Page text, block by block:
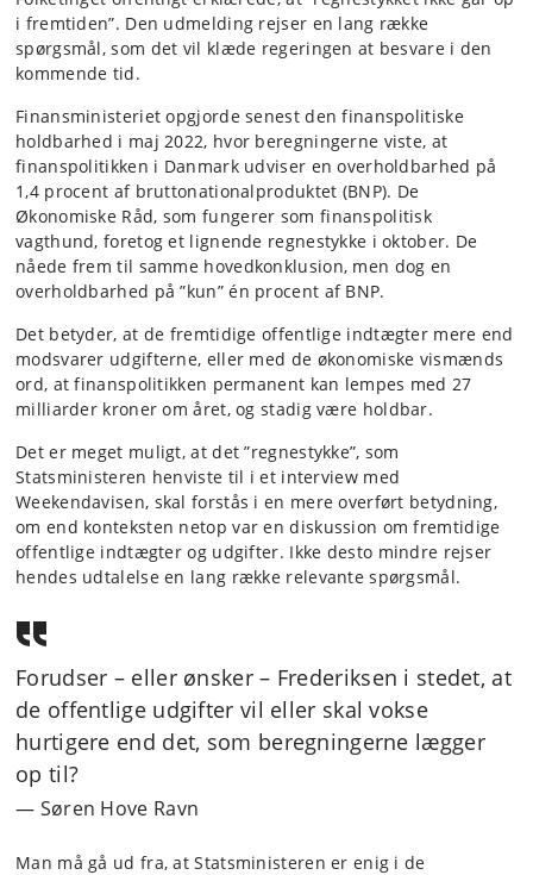
i fremtiden”. Den udmelding rejser en lang række
spørgsmål, som det vil klæde regeringen at besvare i den
kommende tid.
Finansministeriet opgjorde senest den finanspolitiske
holdbarhed i maj 2022, hvor beregningerne viste, at
finanspolitikken i Danmark udviser en overholdbarhed på
1,4 procent af bruttonationalproduktet (BNP). De
Økonomiske Råd, som fungerer som finanspolitisk
vagthund, foretog et lignende regnestykke i oktober. De
nåede frem til samme hovedkonklusion, men dog en
overholdbarhed på ”kun” én procent af BNP.
Det betyder, at de fremtidige offentlige indtægter mere end
modsvarer udgifterne, eller med de økonomiske vismænds
ord, at finanspolitikken permanent kan lempes med 27
milliarder kroner om året, og stadig være holdbar.
Det er meget muligt, at det ”regnestykke”, som
Statsministeren henviste til i et interview med
Weekendavisen, skal forstås i en mere overført betydning,
om end konteksten netop var en diskussion om fremtidige
offentlige indtægter og udgifter. Ikke desto mindre rejser
hendes udtalelse en lang række relevante spørgsmål.
Forudser – eller ønsker – Frederiksen i stedet, at
de offentlige udgifter vil eller skal vokse
hurtigere end det, som beregningerne lægger
op til?
Søren Hove Ravn
Man må gå ud fra, at Statsministeren er enig i de